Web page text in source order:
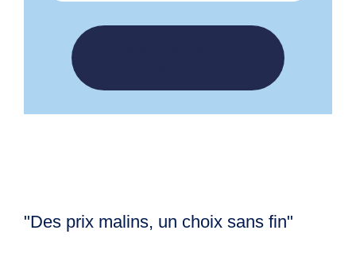
ROUSSILHE
"Des prix malins, un choix sans fin"